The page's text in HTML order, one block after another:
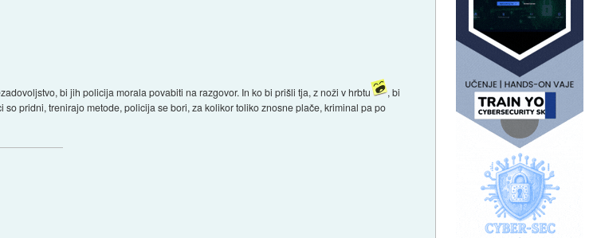
bi jih policija morala povabiti na razgovor. In ko bi prišli tja, z noži v hrbtu
, bi
pridni, trenirajo metode, policija se bori, za kolikor toliko znosne plače, kriminal pa po